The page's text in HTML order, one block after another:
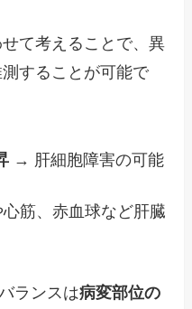
て考えることで、異
することが可能で
→ 肝細胞障害の可能
筋、赤血球など肝臓
ランスは病変部位の